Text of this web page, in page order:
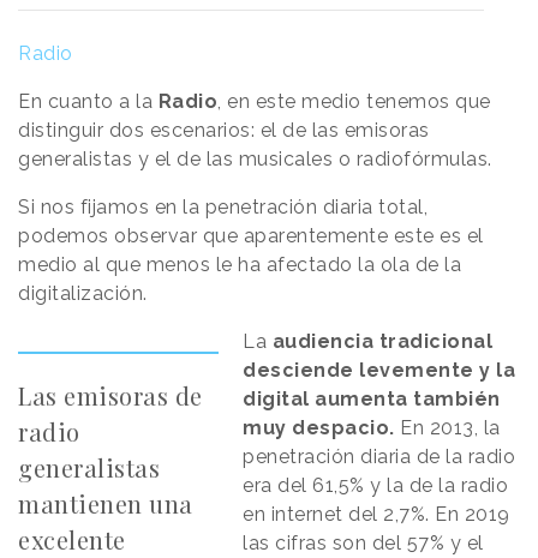
Radio
En cuanto a la Radio, en este medio tenemos que
distinguir dos escenarios: el de las emisoras
generalistas y el de las musicales o radiofórmulas.
Si nos fijamos en la penetración diaria total,
podemos observar que aparentemente este es el
medio al que menos le ha afectado la ola de la
digitalización.
Las emisoras de
radio
generalistas
mantienen una
excelente
La audiencia tradicional
desciende levemente y la
digital aumenta también
muy despacio. En 2013, la
penetración diaria de la radio
era del 61,5% y la de la radio
en internet del 2,7%. En 2019
las cifras son del 57% y el